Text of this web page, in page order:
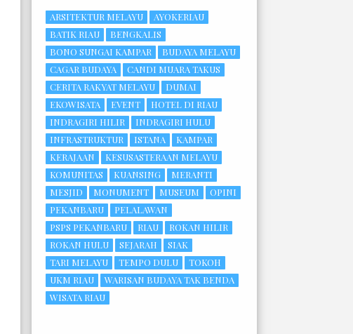
ARSITEKTUR MELAYU
AYOKERIAU
BATIK RIAU
BENGKALIS
BONO SUNGAI KAMPAR
BUDAYA MELAYU
CAGAR BUDAYA
CANDI MUARA TAKUS
CERITA RAKYAT MELAYU
DUMAI
EKOWISATA
EVENT
HOTEL DI RIAU
INDRAGIRI HILIR
INDRAGIRI HULU
INFRASTRUKTUR
ISTANA
KAMPAR
KERAJAAN
KESUSASTERAAN MELAYU
KOMUNITAS
KUANSING
MERANTI
MESJID
MONUMENT MUSEUM
OPINI
PEKANBARU
PELALAWAN
PSPS PEKANBARU
RIAU
ROKAN HILIR
ROKAN HULU
SEJARAH
SIAK
TARI MELAYU
TEMPO DULU
TOKOH
UKM RIAU
WARISAN BUDAYA TAK BENDA
WISATA RIAU